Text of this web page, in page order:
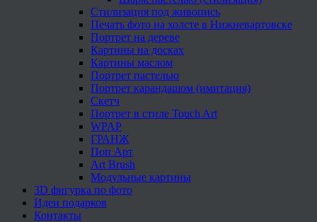
Стилизация под живопись
Печать фото на холсте в Нижневартовске
Портрет на дереве
Картины на досках
Картины маслом
Портрет пастелью
Портрет карандашом (имитация)
Скетч
Портрет в стиле Touch Art
WPAP
ГРАНЖ
Поп Арт
Art Brush
Модульные картины
3D фигурка по фото
Идеи подарков
Контакты